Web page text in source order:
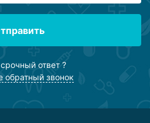
ответ ?
обратный звонок